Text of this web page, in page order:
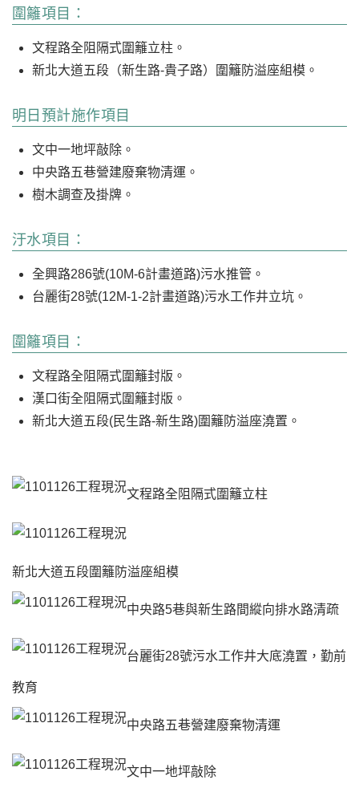
圍籬項目：
文程路全阻隔式圍籬立柱。
新北大道五段（新生路-貴子路）圍籬防溢座組模。
明日預計施作項目
文中一地坪敲除。
中央路五巷營建廢棄物清運。
樹木調查及掛牌。
汙水項目：
全興路286號(10M-6計畫道路)污水推管。
台麗街28號(12M-1-2計畫道路)污水工作井立坑。
圍籬項目：
文程路全阻隔式圍籬封版。
漢口街全阻隔式圍籬封版。
新北大道五段(民生路-新生路)圍籬防溢座澆置。
文程路全阻隔式圍籬立柱
新北大道五段圍籬防溢座組模
中央路5巷與新生路間縱向排水路清疏
台麗街28號污水工作井大底澆置，勤前
教育
中央路五巷營建廢棄物清運
文中一地坪敲除